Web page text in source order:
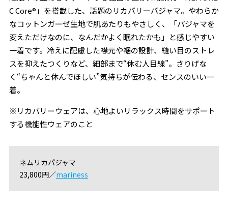
C Core®︎」を搭載した、話題のリカバリーパジャマ。やわらか
なコットンガーゼ生地で肌あたりもやさしく、「パジャマを
変えただけなのに、なんだかよく眠れたかも」と感じやすい
一着です。冷えに配慮した襟元や裾の設計、縫い目のストレ
スを抑えたつくりなど、細部まで“休む人目線”。さりげな
く“ちゃんと休んでほしい”気持ちが伝わる、センスのいい一
着。
※リカバリーウェアは、心地よいリラックス時間をサポート
する機能性ウェアのこと
ネムリカパジャマ
23,800円／mariness